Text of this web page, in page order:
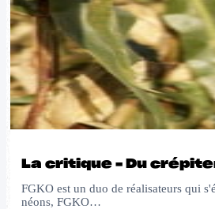
La critique – Du
FGKO est un duo de réalisateurs qui
néons, FGKO…